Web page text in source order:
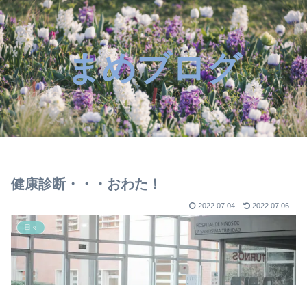
まめブログ
健康診断・・・おわた！
2022.07.04 2022.07.06
日々